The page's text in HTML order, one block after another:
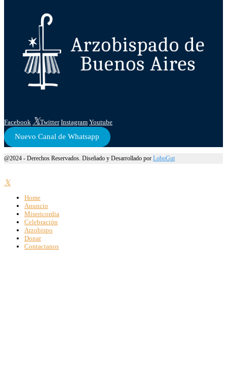
Facebook Twitter Instagram Youtube
Nuevo Canal de Whatsapp
@2024 - Derechos Reservados. Diseñado y Desarrollado por LoboGut
Home
Anuncio
Misericordia
Celebración
Arzobispo
Donar
Contactanos